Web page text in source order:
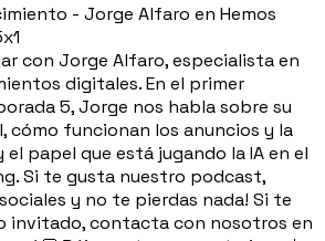
- Jorge Alfaro en Hemos
con Jorge Alfaro, especialista en
digitales. En el primer
5, Jorge nos habla sobre su
cómo funcionan los anuncios y la
papel que está jugando la IA en el
Si te gusta nuestro podcast,
y no te pierdas nada! Si te
invitado, contacta con nosotros en